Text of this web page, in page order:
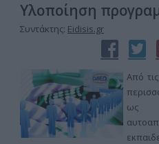
Yλοποίηση
Συντάκτης: Eidisis.gr
Από
ως